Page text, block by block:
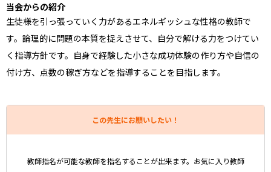
当会からの紹介
生徒様を引っ張っていく力があるエネルギッシュな性格の教師で
す。論理的に問題の本質を捉えさせて、自分で解ける力をつけてい
く指導方針です。自身で経験した小さな成功体験の作り方や自信の
付け方、点数の稼ぎ方などを指導することを目指します。
この先生にお願いしたい！
教師指名が可能な教師を指名することが出来ます。お気に入り教師